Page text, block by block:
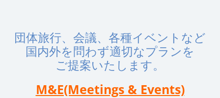
団体旅行、会議、各種イベントなど
国内外を問わず適切なプランを
ご提案いたします。
M&E(Meetings & Events)